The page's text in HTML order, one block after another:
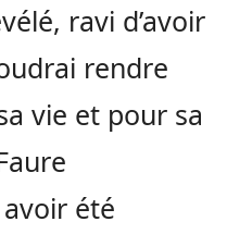
ravi d’avoir
rendre
vie et pour sa
été